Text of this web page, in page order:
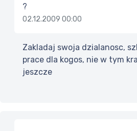
?
02.12.2009 00:00
Zakladaj swoja dzialanosc,
prace dla kogos, nie w tym
jeszcze